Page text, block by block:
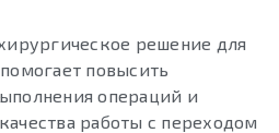
решение для
повысить
операций и
работы с переходом